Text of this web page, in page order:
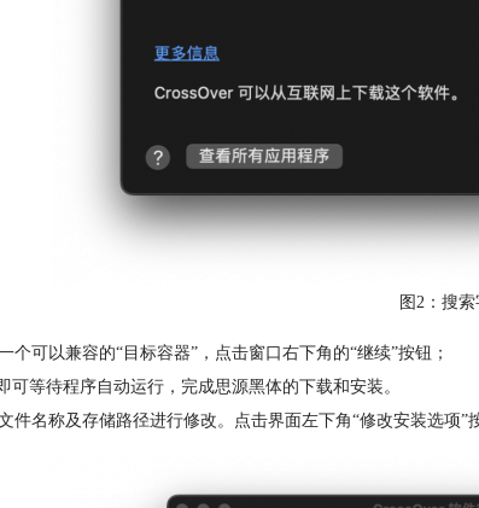
图2：搜
个可以兼容的“目标容器”，点击窗口右下角的“继续”按钮；
可等待程序自动运行，完成思源黑体的下载和安装。
件名称及存储路径进行修改。点击界面左下角“修改安装选项”